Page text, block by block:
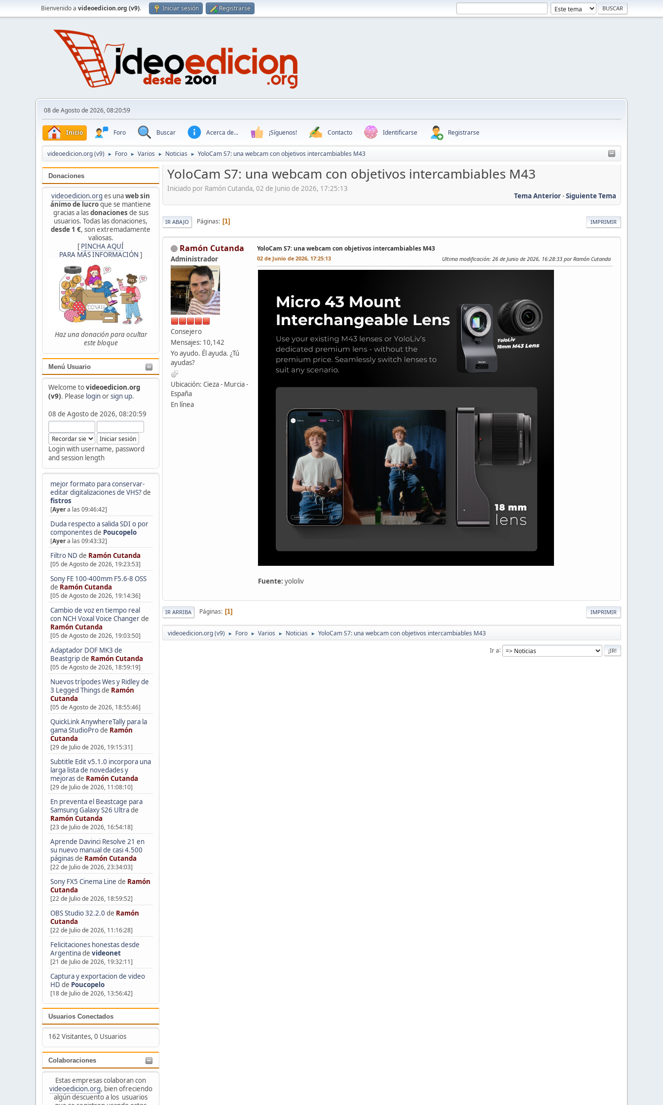
Bienvenido a videoedicion.org (v9). Iniciar sesión Registrarse
08 de Agosto de 2026, 08:20:59
Inicio Foro Buscar Acerca de... ¡Síguenos! Contacto Identificarse Registrarse
videoedicion.org (v9) ► Foro ► Varios ► Noticias ► YoloCam S7: una webcam con objetivos intercambiables M43
Donaciones
videoedicion.org es unaweb sin
ánimo de lucroque se mantiene
gracias a lasdonaciones de sus
usuarios. Todas las donaciones,
desde 1 €, son extremadamente
valiosas.
[ PINCHA AQUÍ
PARA MÁS INFORMACIÓN ]
Haz una donación para ocultar
este bloque
Menú Usuario
Welcome tovideoedicion.org
(v9). Please loginorsign up.
08 de Agosto de 2026, 08:20:59
Login with username, password
and session length
mejor formato para conservar-
editar digitalizaciones de VHS?de
fistros
[Ayera las 09:46:42]
Duda respecto a salida SDI o por
componentesde Poucopelo
[Ayera las 09:43:32]
Filtro ND de Ramón Cutanda
[05 de Agosto de 2026, 19:23:53]
Sony FE 100-400mm F5.6-8 OSS
de Ramón Cutanda
[05 de Agosto de 2026, 19:14:36]
Cambio de voz en tiempo real
con NCH Voxal Voice Changerde
Ramón Cutanda
[05 de Agosto de 2026, 19:03:50]
Adaptador DOF MK3 de
Beastgripde Ramón Cutanda
[05 de Agosto de 2026, 18:59:19]
Nuevos trípodes Wes y Ridley de
3 Legged Thingsde Ramón
Cutanda
[05 de Agosto de 2026, 18:55:46]
QuickLink AnywhereTally para la
gama StudioProde Ramón
Cutanda
[29 de Julio de 2026, 19:15:31]
Subtitle Edit v5.1.0 incorpora una
larga lista de novedades y
mejorasde Ramón Cutanda
[29 de Julio de 2026, 11:08:10]
En preventa el Beastcage para
Samsung Galaxy S26 Ultrade
Ramón Cutanda
[23 de Julio de 2026, 16:54:18]
Aprende Davinci Resolve 21 en
su nuevo manual de casi 4.500
páginasde Ramón Cutanda
[22 de Julio de 2026, 23:34:03]
Sony FX5 Cinema Line de Ramón
Cutanda
[22 de Julio de 2026, 18:59:52]
OBS Studio 32.2.0 de Ramón
Cutanda
[22 de Julio de 2026, 11:16:28]
Felicitaciones honestas desde
Argentinade videonet
[21 de Julio de 2026, 19:32:11]
Captura y exportacion de video
HD de Poucopelo
[18 de Julio de 2026, 13:56:42]
Usuarios Conectados
162 Visitantes, 0 Usuarios
Colaboraciones
Estas empresas colaboran con
videoedicion.org, bien ofreciendo
algún descuento a los usuarios
YoloCam S7: una webcam con objetivos intercambiables M43
Iniciado por Ramón Cutanda, 02 de Junio de 2026, 17:25:13
Tema Anterior-Siguiente Tema
IMPRIMIR
IR ABAJO Páginas 1
Ramón Cutanda
Administrador
Consejero
Mensajes: 10,142
Yo ayudo. Él ayuda. ¿Tú
ayudas?
Ubicación: Cieza - Murcia -
España
En línea
YoloCam S7: una webcam con objetivos intercambiables M43
02 de Junio de 2026, 17:25:13 Ultima modificación: 26 de Junio de 2026, 16:28:33 por Ramón Cutanda
Fuente: yololiv
IMPRIMIR
IR ARRIBA Páginas 1
videoedicion.org (v9) ► Foro ► Varios ► Noticias ► YoloCam S7: una webcam con objetivos intercambiables M43
Ir a